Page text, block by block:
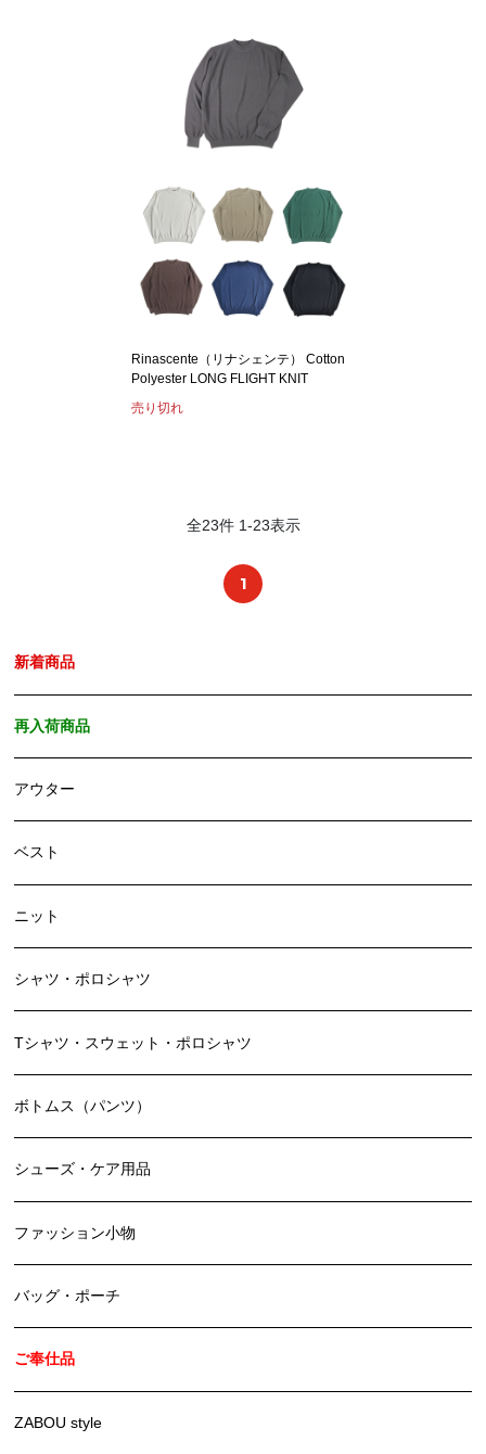
Rinascente（リナシェンテ） Cotton
Polyester LONG FLIGHT KNIT
売り切れ
全23件 1-23表示
1
新着商品
再入荷商品
アウター
ベスト
ニット
シャツ・ポロシャツ
Tシャツ・スウェット・ポロシャツ
ボトムス（パンツ）
シューズ・ケア用品
ファッション小物
バッグ・ポーチ
ご奉仕品
ZABOU style